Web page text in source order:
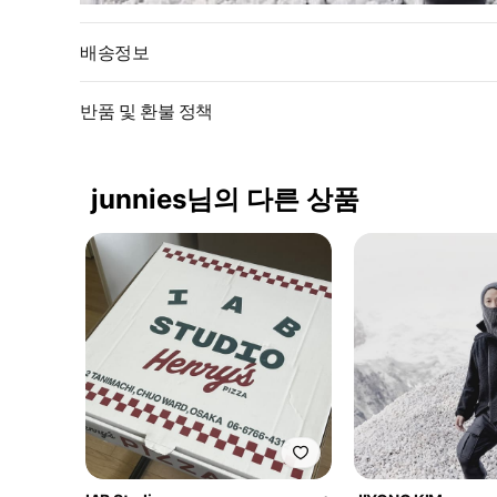
배송정보
반품 및 환불 정책
junnies님의 다른 상품